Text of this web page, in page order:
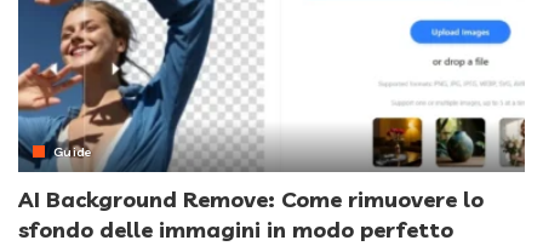
Guide
AI Background Remove: Come rimuovere lo
sfondo delle immagini in modo perfetto